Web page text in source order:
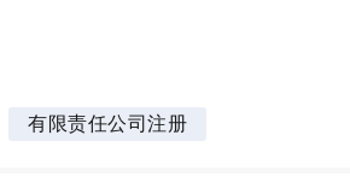
有限责任公司注册